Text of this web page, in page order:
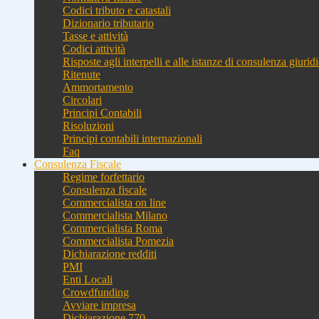
Codici tributo e catastali
Dizionario tributario
Tasse e attività
Codici attività
Risposte agli interpelli e alle istanze di consulenza
Ritenute
Ammortamento
Circolari
Principi Contabili
Risoluzioni
Principi contabili internazionali
Faq
Consulenza Fiscale
Regime forfettario
Consulenza fiscale
Commercialista on line
Commercialista Milano
Commercialista Roma
Commercialista Pomezia
Dichiarazione redditi
PMI
Enti Locali
Crowdfunding
Avviare impresa